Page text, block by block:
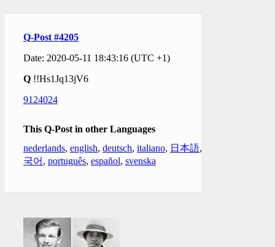
Q-Post #4205
Date: 2020-05-11 18:43:16 (UTC +1)
Q !!Hs1Jq13jV6
9124024
This Q-Post in other Languages
nederlands, english, deutsch, italiano, 日本語,
국어 , português, español, svenska